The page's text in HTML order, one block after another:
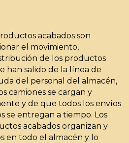
acabados son
el movimiento,
de los productos
han salido de la línea de
del personal del almacén,
camiones se cargan y
y de que todos los envíos
se entregan a tiempo. Los
acabados organizan y
en todo el almacén y lo